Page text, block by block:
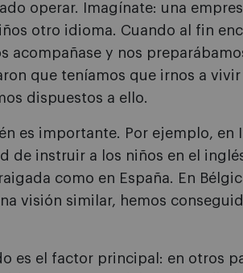
operar. Imagínate: una
otro idioma. Cuando al fin
acompañase y nos
que teníamos que irnos a vivir
dispuestos a ello.
es importante. Por ejemplo, en
de instruir a los niños en el
como en España. En
visión similar, hemos
es el factor principal: en otros